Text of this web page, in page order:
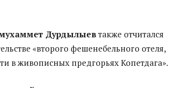
Дурдылыевтакже отчитался
«второго фешенебельного отеля,
в живописных предгорьях Копетдага».